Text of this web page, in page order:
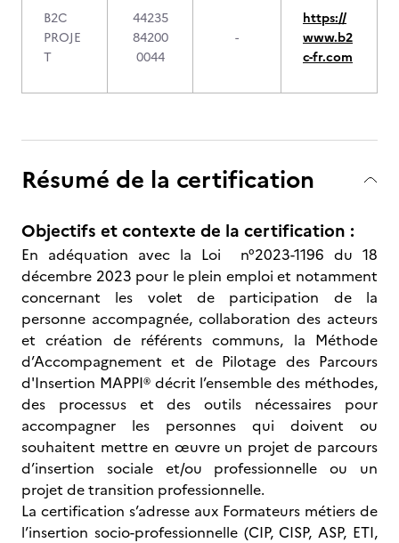
B2C
PROJE
T
44235
84200
0044
-
https://
www.b2
c-fr.com
Résumé de la certification
Objectifs et contexte de la certification :
En adéquation avec la Loi n°2023-1196 du 18
décembre 2023 pour le plein emploi et notamment
concernant les volet de participation de la
personne accompagnée, collaboration des acteurs
et création de référents communs, la Méthode
d’Accompagnement et de Pilotage des Parcours
d'Insertion MAPPI® décrit l’ensemble des méthodes,
des processus et des outils nécessaires pour
accompagner les personnes qui doivent ou
souhaitent mettre en œuvre un projet de parcours
d’insertion sociale et/ou professionnelle ou un
projet de transition professionnelle.
La certification s’adresse aux Formateurs métiers de
l’insertion socio-professionnelle (CIP, CISP, ASP, ETI,